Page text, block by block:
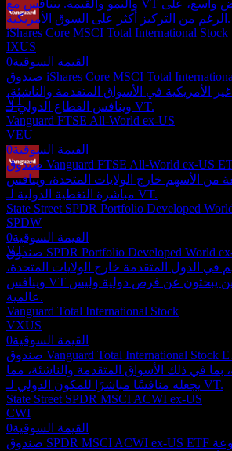
دفع الأرباح
23
SEP 27
Vanguard Total World Stock
تقديري
VT
استبعاد الأرباح
20
DEC 27
Vanguard Total World Stock
تقديري
VT
والنمو والقيمة. يتنافس مع VT من خلال تقديم تعرض واسع، على
الرغم من التركيز أكثر على السوق الأمريكية.
iShares Core MSCI Total International Stock
IXUS
القيمة السوقية0
صندوق iShares Core MSCI Total International Stock ETF يقدم
الأمريكية في الأسواق المتقدمة والناشئة،
وينافس القطاع الدولي لـ VT.
Vanguard FTSE All-World ex-US
VEU
القيمة السوقية0
صندوق Vanguard FTSE All-World ex-US ETF يركز على توفير
الأسهم خارج الولايات المتحدة، وينافس
مباشرة التغطية الدولية لـ VT.
State Street SPDR Portfolio Developed
SPDW
القيمة السوقية0
صندوق SPDR Portfolio Developed World ex-US ETF يوفر فرصة
في الدول المتقدمة خارج الولايات المتحدة،
وينافس VT للمستثمرين الذين يبحثون عن فرص دولية وليس
عالمية.
Vanguard Total International Stock
VXUS
القيمة السوقية0
صندوق Vanguard Total International Stock ETF يغطي أسواق
بما في ذلك الأسواق المتقدمة والناشئة، مما
يجعله منافسًا مباشرًا للمكون الدولي لـ VT.
State Street SPDR MSCI ACWI ex-US
CWI
القيمة السوقية0
صندوق SPDR MSCI ACWI ex-US ETF يوفر تعرضًا لمجموعة